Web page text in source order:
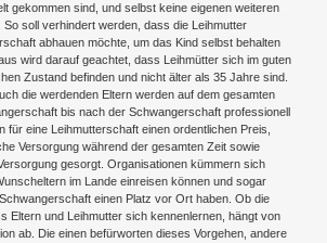
gekommen sind, und selbst keine eigenen weiteren
So soll verhindert werden, dass die Leihmutter
abhauen möchte, um das Kind selbst behalten
wird darauf geachtet, dass Leihmütter sich im guten
Zustand befinden und nicht älter als 35 Jahre sind.
die werdenden Eltern werden auf dem gesamten
bis nach der Schwangerschaft professionell
für eine Leihmutterschaft einen ordentlichen Preis,
Versorgung während der gesamten Zeit sowie
gesorgt. Organisationen kümmern sich
im Lande einreisen können und sogar
einen Platz vor Ort haben. Ob die
Eltern und Leihmutter sich kennenlernen, hängt von
ab. Die einen befürworten dieses Vorgehen, andere